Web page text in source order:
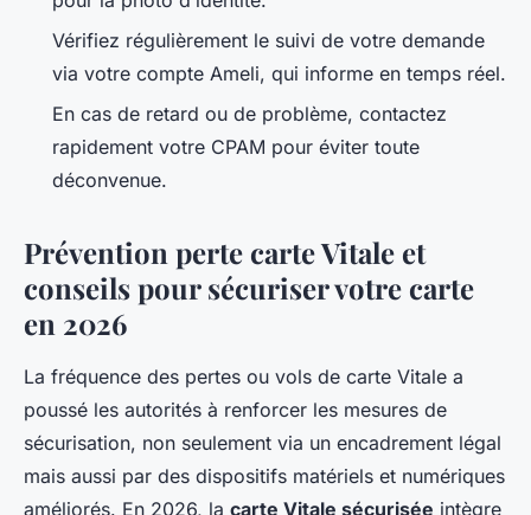
Vérifiez régulièrement le suivi de votre demande
via votre compte Ameli, qui informe en temps réel.
En cas de retard ou de problème, contactez
rapidement votre CPAM pour éviter toute
déconvenue.
Prévention perte carte Vitale et
conseils pour sécuriser votre carte
en 2026
La fréquence des pertes ou vols de carte Vitale a
poussé les autorités à renforcer les mesures de
sécurisation, non seulement via un encadrement légal
mais aussi par des dispositifs matériels et numériques
améliorés. En 2026, la carte Vitale sécurisée intègre